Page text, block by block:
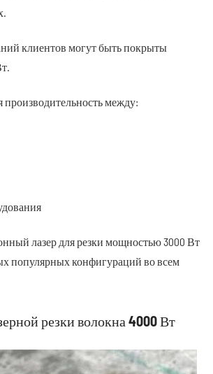
клиентов могут быть покрыты
производительность между:
лазер для резки мощностью 3000 Вт
популярных конфигураций во всем
резки волокна 4000 Вт